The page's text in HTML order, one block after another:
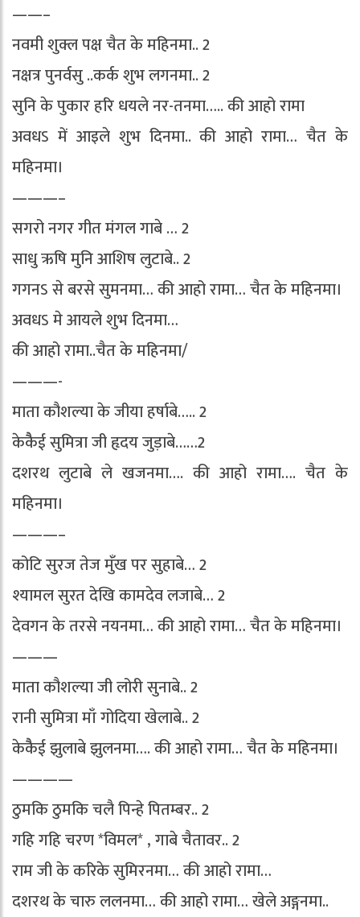
——–
नवमी शुक्ल पक्ष चैत के महिनमा.. 2
नक्षत्र पुनर्वसु ..कर्क शुभ लगनमा.. 2
सुनि के पुकार हरि धयले नर-तनमा….. की आहो रामा
अवधऽ में आइले शुभ दिनमा.. की आहो रामा… चैत के
महिनमा।
———–
सगरो नगर गीत मंगल गाबे … 2
साधु ऋषि मुनि आशिष लुटाबे.. 2
गगनऽ से बरसे सुमनमा… की आहो रामा… चैत के महिनमा।
अवधऽ मे आयले शुभ दिनमा…
की आहो रामा..चैत के महिनमा/
———-
माता कौशल्या के जीया हर्षाबे….. 2
केकैैई सुमित्रा जी हृदय जुड़ाबे……2
दशरथ लुटाबे ले खजनमा…. की आहो रामा…. चैत के
महिनमा।
———–
कोटि सुरज तेज मुंँख पर सुहाबे… 2
श्यामल सुरत देखि कामदेव लजाबे… 2
देवगन के तरसे नयनमा… की आहो रामा… चैत के महिनमा।
———
माता कौशल्या जी लोरी सुनाबे.. 2
रानी सुमित्रा माँ गोदिया खेलाबे.. 2
केकैैई झुलाबे झुलनमा…. की आहो रामा… चैत के महिनमा।
————
ठुमकि ठुमकि चलै पिन्हे पितम्बर.. 2
गहि गहि चरण *विमल* , गाबे चैतावर.. 2
राम जी के करिके सुमिरनमा… की आहो रामा…
दशरथ के चारु ललनमा… की आहो रामा… खेले अङ्गनमा..